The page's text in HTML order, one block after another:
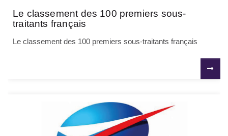
Le classement des 100 premiers sous-
traitants français
Le classement des 100 premiers sous-traitants français